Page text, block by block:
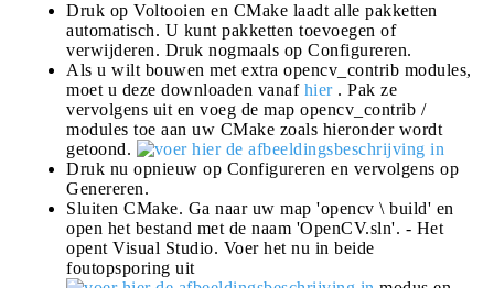
Druk op Voltooien en CMake laadt alle pakketten
automatisch. U kunt pakketten toevoegen of
verwijderen. Druk nogmaals op Configureren.
Als u wilt bouwen met extra opencv_contrib modules,
moet u deze downloaden vanaf hier. Pak ze
vervolgens uit en voeg de map opencv_contrib /
modules toe aan uw CMake zoals hieronder wordt
getoond.
Druk nu opnieuw op Configureren en vervolgens op
Genereren.
Sluiten CMake. Ga naar uw map 'opencv \ build' en
open het bestand met de naam 'OpenCV.sln'. - Het
opent Visual Studio. Voer het nu in beide
foutopsporing uit